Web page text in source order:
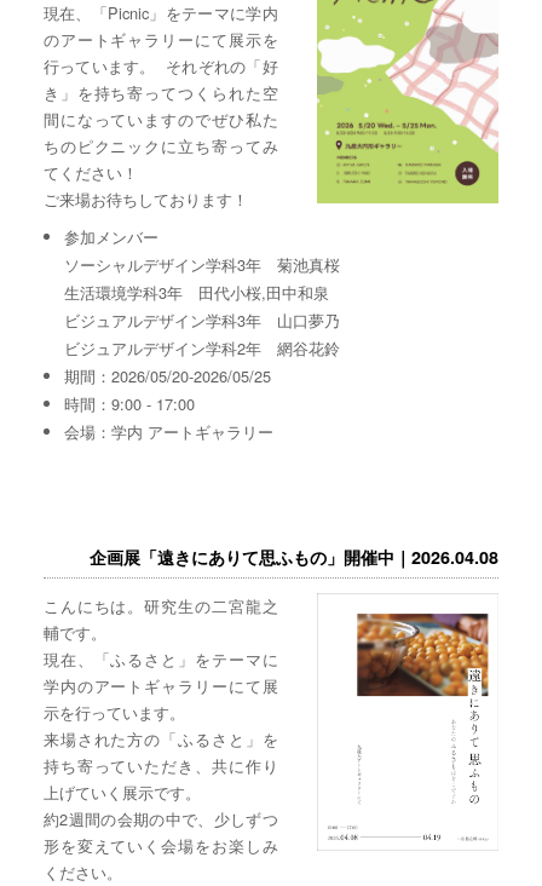
現在、「Picnic」をテーマに学内
のアートギャラリーにて展示を
行っています。 それぞれの「好
き」を持ち寄ってつくられた空
間になっていますのでぜひ私た
ちのピクニックに立ち寄ってみ
てください！
ご来場お待ちしております！
参加メンバー
ソーシャルデザイン学科3年 菊池真桜
生活環境学科3年 田代小桜,田中和泉
ビジュアルデザイン学科3年 山口夢乃
ビジュアルデザイン学科2年 網谷花鈴
期間：2026/05/20-2026/05/25
時間：9:00 - 17:00
会場：学内 アートギャラリー
企画展「遠きにありて思ふもの」開催中｜2026.04.08
こんにちは。研究生の二宮龍之
輔です。
現在、「ふるさと」をテーマに
学内のアートギャラリーにて展
示を行っています。
来場された方の「ふるさと」を
持ち寄っていただき、共に作り
上げていく展示です。
約2週間の会期の中で、少しずつ
形を変えていく会場をお楽しみ
ください。